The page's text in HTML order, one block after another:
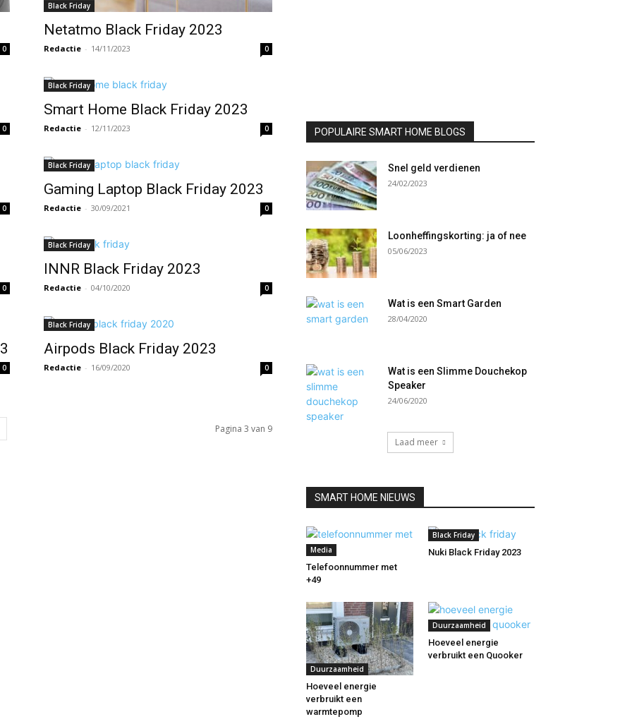
0
Black Friday
Netatmo Black Friday 2023
Redactie - 14/11/2023 0
0
Black Friday
Smart Home Black Friday 2023
Redactie - 12/11/2023 0
0
Black Friday
Gaming Laptop Black Friday 2023
Redactie - 30/09/2021 0
0
Black Friday
INNR Black Friday 2023
Redactie - 04/10/2020 0
0
Black Friday
Airpods Black Friday 2023
Redactie - 16/09/2020 0
Pagina 3 van 9
POPULAIRE SMART HOME BLOGS
Snel geld verdienen
24/02/2023
Loonheffingskorting: ja of nee
05/06/2023
Wat is een Smart Garden
28/04/2020
Wat is een Slimme Douchekop
Speaker
24/06/2020
Laad meer
SMART HOME NIEUWS
Media
Telefoonnummer met
+49
Black Friday
Nuki Black Friday 2023
Duurzaamheid
Hoeveel energie
verbruikt een
warmtepomp
Duurzaamheid
Hoeveel energie
verbruikt een Quooker